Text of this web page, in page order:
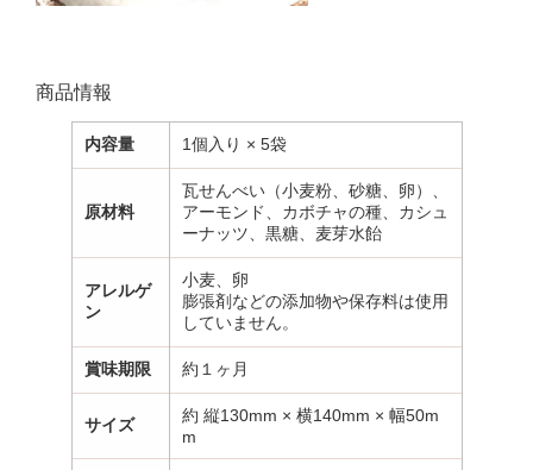
商品情報
内容量 1個入り × 5袋
原材料
瓦せんべい（小麦粉、砂糖、卵）、
アーモンド、カボチャの種、カシュ
ーナッツ、黒糖、麦芽水飴
アレルゲ
ン
小麦、卵
膨張剤などの添加物や保存料は使用
していません。
賞味期限 約１ヶ月
サイズ
約 縦130mm × 横140mm × 幅50m
m